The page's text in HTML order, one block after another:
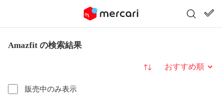
Amazfit の検索結果
販売中のみ表示
並び替え